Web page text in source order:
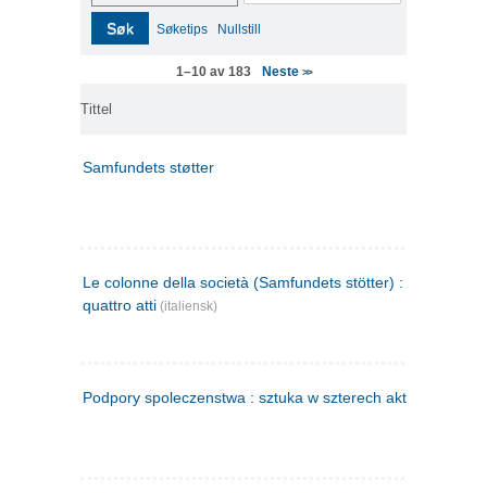
Søk Søketips Nullstill
1–10 av 183 Neste >>
Tittel
Samfundets støtter
Le colonne della società (Samfundets stötter) : commedia
quattro atti (italiensk)
Podpory spoleczenstwa : sztuka w szterech aktach